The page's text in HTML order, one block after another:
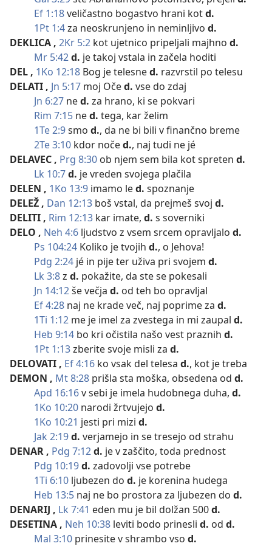
Ef 1:18veličastno bogastvo hrani kotd.
1Pt 1:4za neoskrunjeno in neminljivo d.
DEKLICA , 2Kr 5:2 kot ujetnico pripeljali majhno d.
Mr 5:42d. je takoj vstala in začela hoditi
DEL , 1Ko 12:18 Bog je telesned. razvrstil po telesu
DELATI , Jn 5:17 moj Očed. vse do zdaj
Jn 6:27 ned. za hrano, ki se pokvari
Rim 7:15 ned. tega, kar želim
1Te 2:9smo d., da ne bi bili v finančno breme
2Te 3:10 kdor nočed., naj tudi ne jé
DELAVEC , Prg 8:30 ob njem sem bila kot spreten d.
Lk 10:7d. je vreden svojega plačila
DELEN , 1Ko 13:9 imamo led. spoznanje
DELEŽ , Dan 12:13 boš vstal, da prejmeš svoj d.
DELITI , Rim 12:13 kar imate, d. s soverniki
DELO , Neh 4:6 ljudstvo z vsem srcem opravljalo d.
Ps 104:24 Koliko je tvojih d., o Jehova!
Pdg 2:24 jé in pije ter uživa pri svojem d.
Lk 3:8z d. pokažite, da ste se pokesali
Jn 14:12še večja d. od teh bo opravljal
Ef 4:28 naj ne krade več, naj poprime za d.
1Ti 1:12 me je imel za zvestega in mi zaupal d.
Heb 9:14 bo kri očistila našo vest praznih d.
1Pt 1:13zberite svoje misli za d.
DELOVATI , Ef 4:16 ko vsak del telesa d., kot je treba
DEMON , Mt 8:28 prišla sta moška, obsedena od d.
Apd 16:16v sebi je imela hudobnega duha, d.
1Ko 10:20 narodi žrtvujejo d.
1Ko 10:21 jesti pri mizi d.
Jak 2:19d. verjamejo in se tresejo od strahu
DENAR , Pdg 7:12d. je v zaščito, toda prednost
Pdg 10:19d. zadovolji vse potrebe
1Ti 6:10 ljubezen do d. je korenina hudega
Heb 13:5 naj ne bo prostora za ljubezen do d.
DENARIJ , Lk 7:41 eden mu je bil dolžan 500d.
DESETINA , Neh 10:38 leviti bodo prinesli d. od d.
Mal 3:10 prinesite v shrambo vso d.